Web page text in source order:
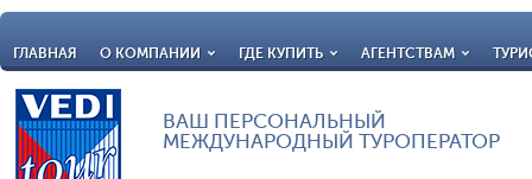
ГЛАВНАЯ О КОМПАНИИ ГДЕ КУПИТЬ АГЕНТСТВАМ
ВАШ ПЕРСОНАЛЬНЫЙ
МЕЖДУНАРОДНЫЙ ТУРОПЕРАТОР